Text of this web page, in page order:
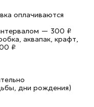
оплачиваются
— 300 ₽
аквапак, крафт,
₽
дни рождения)